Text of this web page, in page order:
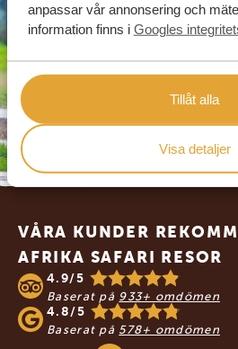
anpassar vår annonsering och
information finns i Googles
Tillåt alla
Visa detaljer
Footer
VÅRA KUNDER
AFRIKA SAFARI RESOR
4.9/5
Baserat på 933+ omdömen
4.8/5
Baserat på 578+ omdömen